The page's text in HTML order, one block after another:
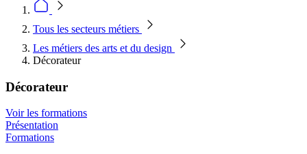
Tous les secteurs métiers
Les métiers des arts et du design
Décorateur
Décorateur
Voir les formations
Présentation
Formations